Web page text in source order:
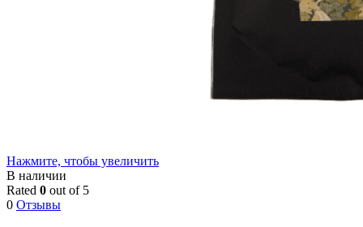
Нажмите, чтобы увеличить
В наличии
Rated 0 out of 5
0 Отзывы